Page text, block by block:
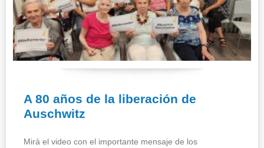
A 80 años de la liberación de
Auschwitz
Mirá el video con el importante mensaje de los